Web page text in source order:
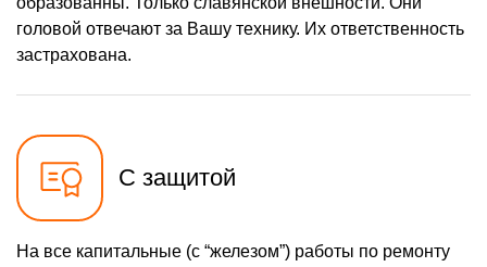
головой отвечают за Вашу технику. Их ответственность
застрахована.
С защитой
На все капитальные (с “железом”) работы по ремонту